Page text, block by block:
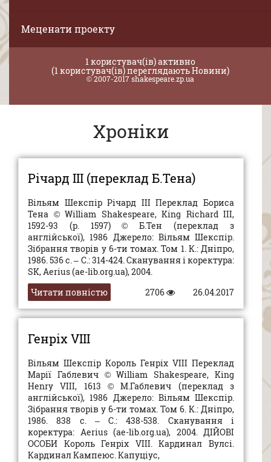
Меценати проекту
1 користувач(ів) активно
(1 користувач(ів) переглядають Новини)
© 2007-2017 shakespeare.zp.ua
Хроніки
Річард ІІІ (переклад Б.Тена)
Вільям Шекспір Річард ІІІ Переклад Бориса
Тена © William Shakespeare, King Richard III,
1592-93 (p. 1597) © Б.Тен (переклад з
англійської), 1986 Джерело: Вільям Шекспір.
Зібрання творів у 6-ти томах. Том 1. К.: Дніпро,
1986. 536 с. – С.: 314-424. Сканування і коректура:
SK, Aerius (ae-lib.org.ua), 2004.
Читати повністю
26.04.2017
2706
Генріх VIII
Вільям Шекспір Король Генріх VIII Переклад
Марії Габлевич © William Shakespeare, King
Henry VIII, 1613 © М.Габлевич (переклад з
англійської), 1986 Джерело: Вільям Шекспір.
Зібрання творів у 6-ти томах. Том 6. К.: Дніпро,
1986. 838 с. – С.: 438-538. Сканування і
коректура: Aerius (ae-lib.org.ua), 2004. ДІЙОВІ
ОСОБИ Король Генріх VIII. Кардинал Вулсі.
Кардинал Кампеюс. Капуціус,